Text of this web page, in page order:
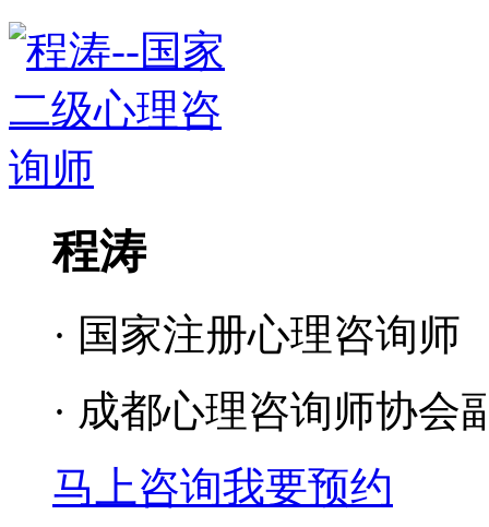
程涛
· 国家注册心理咨询师
· 成都心理咨询师协会
马上咨询我要预约